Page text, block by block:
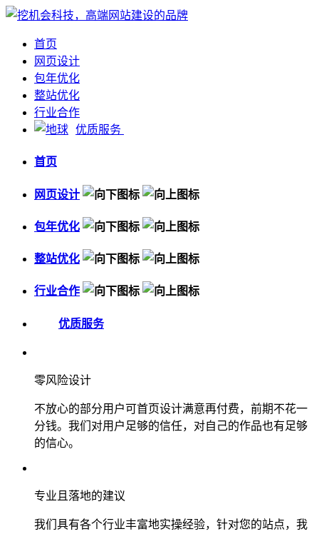
首页
网页设计
包年优化
整站优化
行业合作
优质服务
首页
网页设计
包年优化
整站优化
行业合作
优质服务
零风险设计
不放心的部分用户可首页设计满意再付费，前期不花一
分钱。我们对用户足够的信任，对自己的作品也有足够
的信心。
专业且落地的建议
我们具有各个行业丰富地实操经验，针对您的站点，我